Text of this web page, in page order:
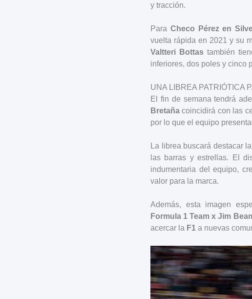
y tracción.
Para Checo Pérez en
vuelta rápida en 2021 y su
Valtteri Bottas también
inferiores, dos poles y cinco
UNA LIBREA PATRIÓTICA
El fin de semana tendrá
Bretaña coincidirá con las
por lo que el equipo
La librea buscará destacar
las barras y estrellas. El
indumentaria del equipo,
valor para la marca.
Además, esta imagen
Formula 1 Team x Jim
acercar la F1 a nuevas